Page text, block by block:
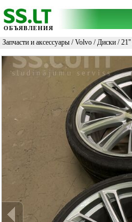
ОБЪЯВЛЕНИЯ
Запчасти и аксессуары /Volvo /Диски /21''